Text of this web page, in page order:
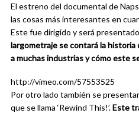
El estreno del documental de
las cosas más interesantes en
Este fue dirigido y será
largometraje se contará la
a muchas industrias y cómo este
http://vimeo.com/57553525
Por otro lado también se
que se llama ‘Rewind This!’.Este